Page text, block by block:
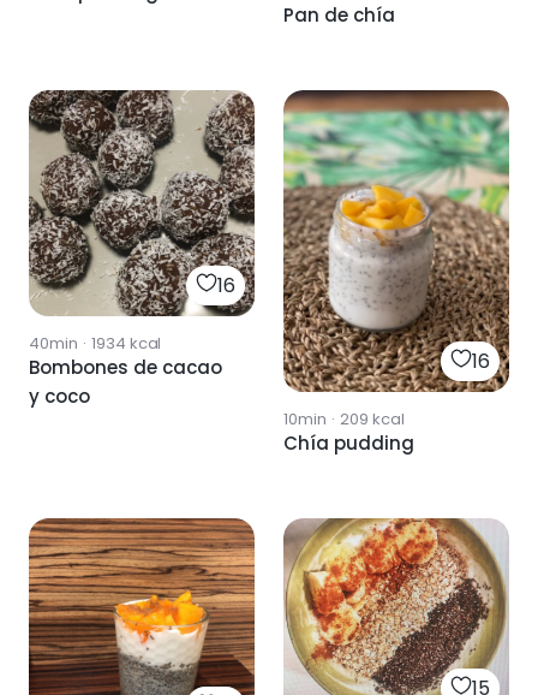
Pan de chía
16
40min · 1934 kcal
Bombones de cacao
y coco
16
10min · 209 kcal
Chía pudding
15